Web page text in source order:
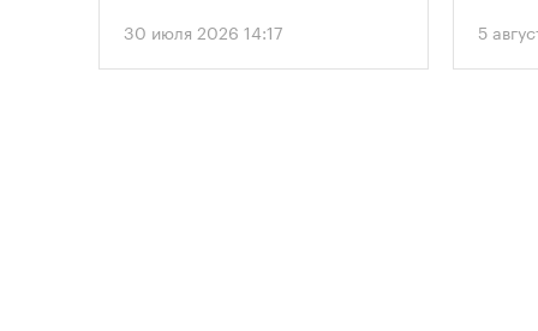
метров.
30 июля 2026 14:17 5